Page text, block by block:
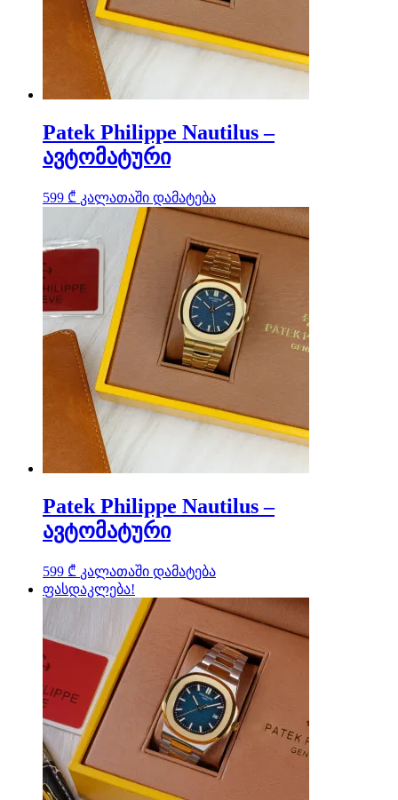
Patek Philippe Nautilus –
ავტომატური
599 ₾ კალათაში დამატება
Patek Philippe Nautilus –
ავტომატური
599 ₾ კალათაში დამატება
ფასდაკლება!